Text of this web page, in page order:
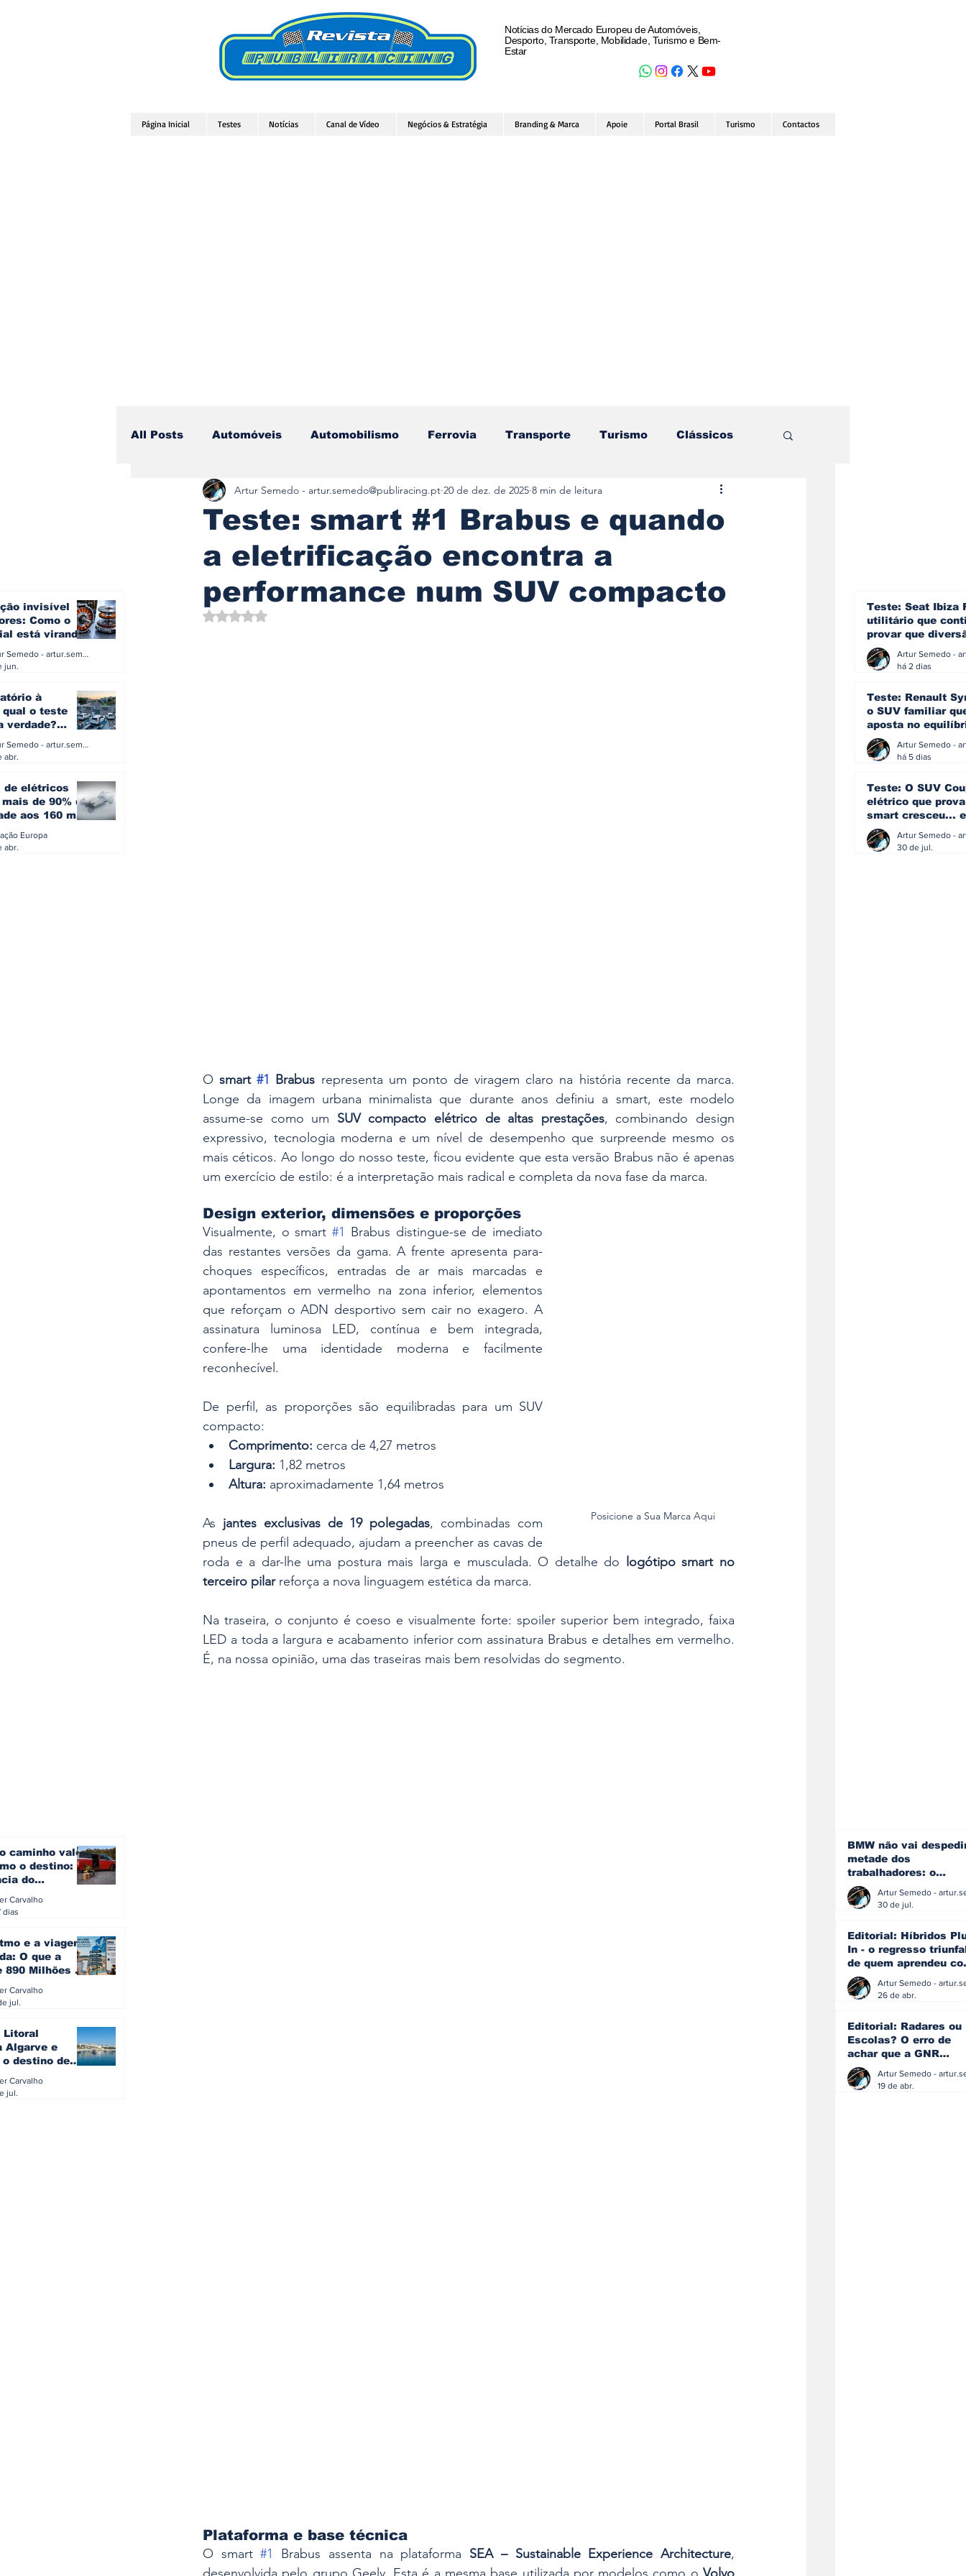
Notícias do Mercado Europeu de Automóveis,
Desporto, Transporte, Mobilidade, Turismo e Bem-
Estar
Página Inicial Testes Notícias Canal de Vídeo Negócios & Estratégia Branding & Marca Apoie Portal Brasil Turismo Contactos
invisível
Como o
está virando
Artur Semedo - artur.semedo@publiracing.pt
jun.
à
qual o teste
verdade?
Artur Semedo - artur.semedo@publiracing.pt
abr.
de elétricos
de 90% da
aos 160 mil
Europa
abr.
All Posts Automóveis Automobilismo Ferrovia Transporte Turismo Clássicos
Camiões Lazer Aviação Motos Autocarros Náutica Testes e Comparativos
Branding & Estratégia Componentes Gastronomia Videojogos/Tecnologia
Vídeo Blog - Sobre Rodas Logística
Teste: smart #1 Brabus e quando
a eletrificação encontra a
performance num SUV compacto
Artur Semedo - artur.semedo@publiracing.pt 20 de dez. de 2025 8 min de leitura
Avaliado com NaN de 5 estrelas.
O smart #1 Brabus representa um ponto de viragem claro na história recente da marca.
Longe da imagem urbana minimalista que durante anos definiu a smart, este modelo
assume-se como um SUV compacto elétrico de altas prestações, combinando design
expressivo, tecnologia moderna e um nível de desempenho que surpreende mesmo os
mais céticos. Ao longo do nosso teste, ficou evidente que esta versão Brabus não é apenas
um exercício de estilo: é a interpretação mais radical e completa da nova fase da marca.
Posicione a Sua Marca Aqui
Design exterior, dimensões e proporções
Visualmente, o smart #1 Brabus distingue-se de imediato
das restantes versões da gama. A frente apresenta para-
choques específicos, entradas de ar mais marcadas e
apontamentos em vermelho na zona inferior, elementos
que reforçam o ADN desportivo sem cair no exagero. A
assinatura luminosa LED, contínua e bem integrada,
confere-lhe uma identidade moderna e facilmente
reconhecível.
De perfil, as proporções são equilibradas para um SUV
compacto:
Comprimento: cerca de 4,27 metros
Largura: 1,82 metros
Altura: aproximadamente 1,64 metros
As jantes exclusivas de 19 polegadas, combinadas com
pneus de perfil adequado, ajudam a preencher as cavas de
roda e a dar-lhe uma postura mais larga e musculada. O detalhe do
logótipo smart no
terceiro pilar reforça a nova linguagem estética da marca.
Na traseira, o conjunto é coeso e visualmente forte: spoiler superior bem integrado, faixa
LED a toda a largura e acabamento inferior com assinatura Brabus e detalhes em vermelho.
É, na nossa opinião, uma das traseiras mais bem resolvidas do segmento.
Plataforma e base técnica
O smart #1 Brabus assenta na plataforma SEA – Sustainable Experience Architecture,
caminho vale
o destino: a
do
europeu
Carvalho
dias
e a viagem
O que a
890 Milhões à
do turista na
Carvalho
jul.
Litoral
Algarve e
o destino de
Carvalho
jul.
Teste: Seat Ibiza
utilitário que
provar que
eficiência e
simplicidade
há 2 dias
Teste: Renault
o SUV familiar
aposta no
ainda acredita na
manualhá 5 dias
Teste: O SUV
elétrico que
smart cresceu... e
amadureceu
30 de jul.
BMW não vai
metade dos
trabalhadores: o
problema é o
que muitos decidiram
30 de jul.
Editorial: Híbridos
In - o regresso
de quem aprendeu
os erros do passado
26 de abr.
Editorial: Radares ou
Escolas? O erro de
achar que a GNR
resolve o que a
educação falhou
19 de abr.